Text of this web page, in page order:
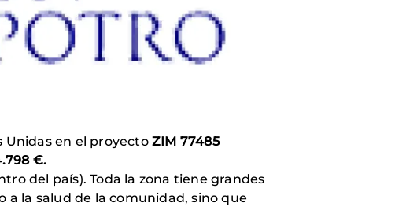
Unidas en el proyecto ZIM 77485
€.
del país). Toda la zona tiene grandes
a la salud de la comunidad, sino que